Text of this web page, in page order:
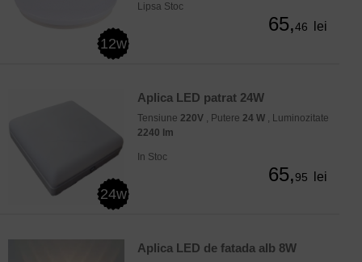
12w
Lipsa Stoc
65,46 lei
24w
Aplica LED patrat 24W
Tensiune 220V , Putere 24 W , Luminozitate
2240 lm
In Stoc
65,95 lei
Aplica LED de fatada alb 8W